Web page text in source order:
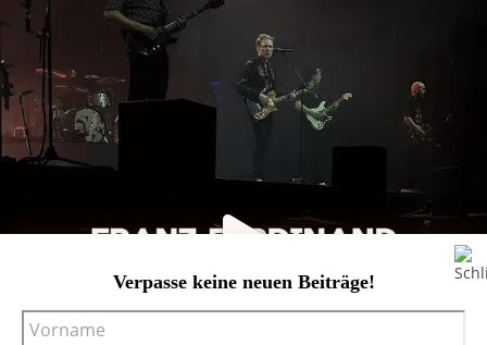
Verpasse keine neuen Beiträge!